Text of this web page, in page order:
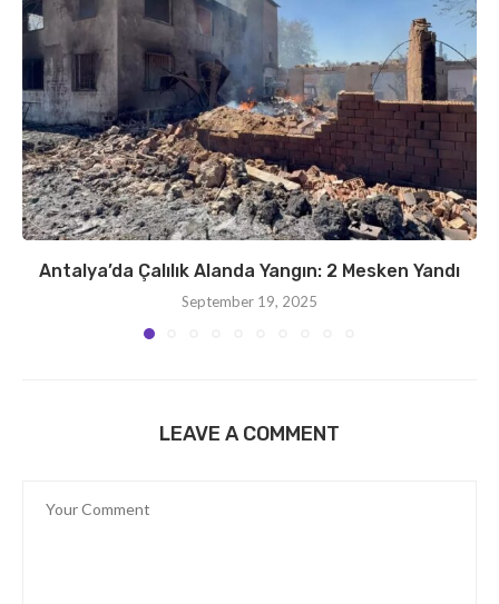
Antalya’da Çalılık Alanda Yangın: 2 Mesken Yandı
September 19, 2025
LEAVE A COMMENT